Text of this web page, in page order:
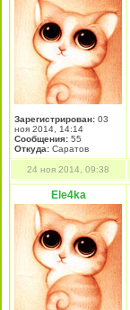
Зарегистрирован: 03
ноя 2014, 14:14
Сообщения: 55
Откуда: Саратов
24 ноя 2014, 09:38
Ele4ka